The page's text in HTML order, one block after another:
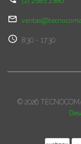
8:30 - 17:30
© 2026